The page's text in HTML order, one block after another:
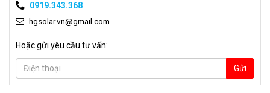
0919.343.368
hgsolar.vn@gmail.com
Hoặc gửi yêu cầu tư vấn:
Gửi